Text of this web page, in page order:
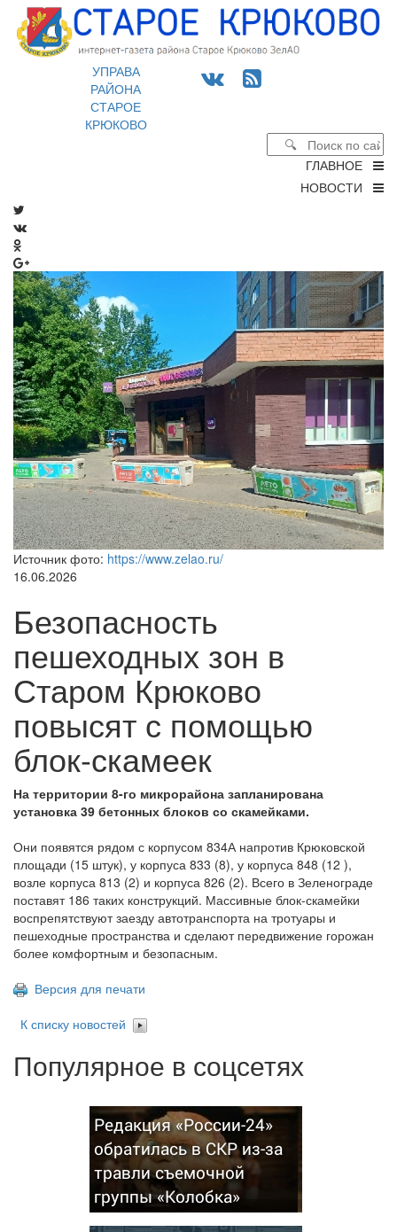
УПРАВА
РАЙОНА
СТАРОЕ
КРЮКОВО
ГЛАВНОЕ
НОВОСТИ
Источник фото: https://www.zelao.ru/
16.06.2026
Безопасность
пешеходных зон в
Старом Крюково
повысят с помощью
блок-скамеек
На территории 8-го микрорайона запланирована
установка 39 бетонных блоков со скамейками.
Они появятся рядом с корпусом 834А напротив Крюковской
площади (15 штук), у корпуса 833 (8), у корпуса 848 (12 ),
возле корпуса 813 (2) и корпуса 826 (2). Всего в Зеленограде
поставят 186 таких конструкций. Массивные блок-скамейки
воспрепятствуют заезду автотранспорта на тротуары и
пешеходные пространства и сделают передвижение горожан
более комфортным и безопасным.
Версия для печати
К списку новостей
Популярное в соцсетях
Редакция «России-24»
обратилась в СКР из-за
травли съемочной
группы «Колобка»